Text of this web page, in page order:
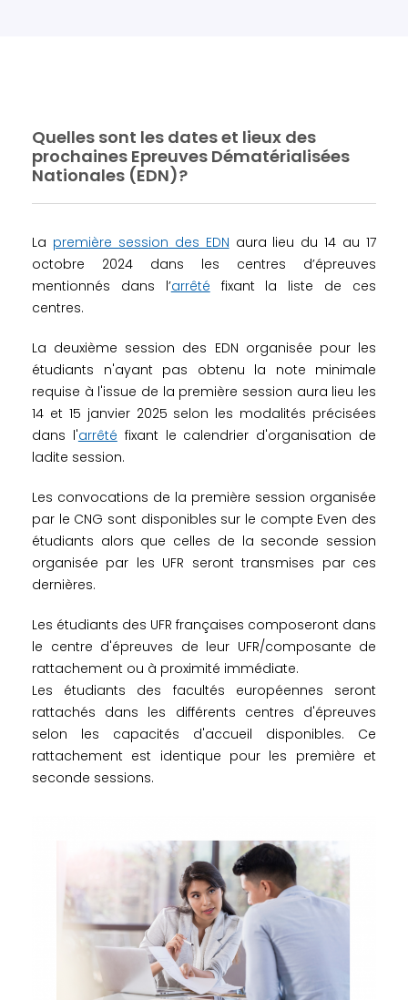
Quelles sont les dates et lieux des
prochaines Epreuves Dématérialisées
Nationales (EDN)?
La première session des EDN aura lieu du 14 au 17
octobre 2024 dans les centres d’épreuves
mentionnés dans l’arrêté fixant la liste de ces
centres.
La deuxième session des EDN organisée pour les
étudiants n'ayant pas obtenu la note minimale
requise à l'issue de la première session aura lieu les
14 et 15 janvier 2025 selon les modalités précisées
dans l'arrêté fixant le calendrier d'organisation de
ladite session.
Les convocations de la première session organisée
par le CNG sont disponibles sur le compte Even des
étudiants alors que celles de la seconde session
organisée par les UFR seront transmises par ces
dernières.
Les étudiants des UFR françaises composeront dans
le centre d'épreuves de leur UFR/composante de
rattachement ou à proximité immédiate.
Les étudiants des facultés européennes seront
rattachés dans les différents centres d'épreuves
selon les capacités d'accueil disponibles. Ce
rattachement est identique pour les première et
seconde sessions.